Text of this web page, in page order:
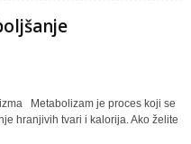
Metabolizam je proces koji se
hranjivih tvari i kalorija. Ako želite